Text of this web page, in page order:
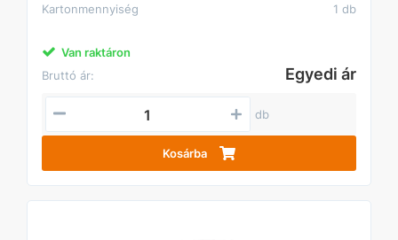
Kartonmennyiség
1 db
Van raktáron
Bruttó ár:
Egyedi ár
db
Kosárba